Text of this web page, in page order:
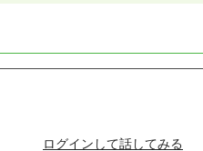
ログインして話してみる